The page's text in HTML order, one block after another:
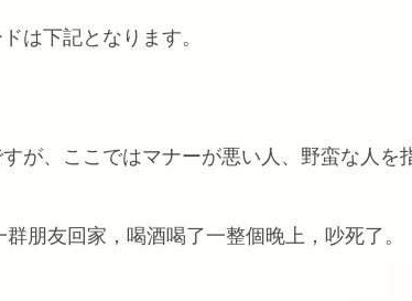
は下記となります。
が、ここではマナーが悪い人、野蛮な人を
朋友回家，喝酒喝了一整個晚上，吵死了。